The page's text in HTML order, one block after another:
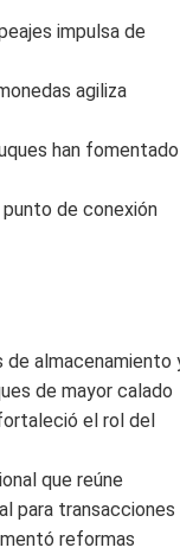
impulsa de
agiliza
han fomentado
de conexión
de almacenamiento
de mayor calado
el rol del
que reúne
para transacciones
reformas